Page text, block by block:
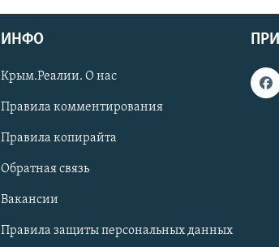
ИНФО
Крым.Реалии. О нас
Правила комментирования
Правила копирайта
Обратная связь
Вакансии
Правила защиты персональных данных